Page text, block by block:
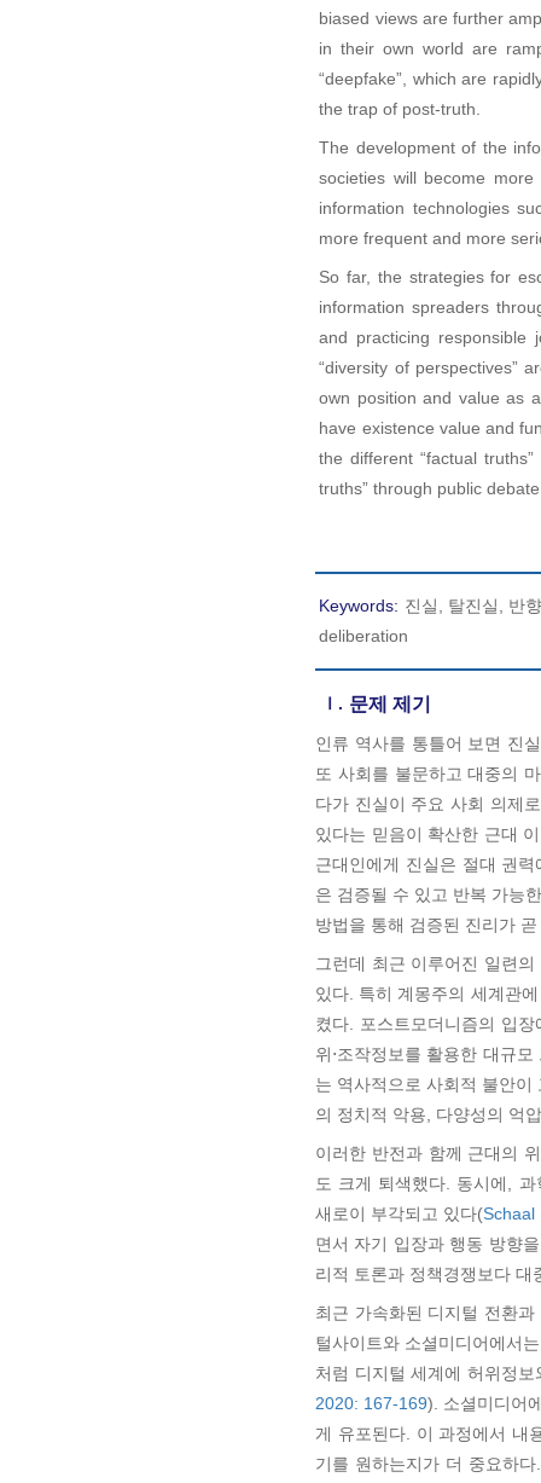
biased views are further
in their own world are
“deepfake”, which are
the trap of post-truth.
The development of the
societies will become
information technologies
more frequent and more
So far, the strategies for
information spreaders
and practicing responsible
“diversity of perspectives”
own position and value as
have existence value and
the different “factual
truths” through public
Keywords: 진실, 탈진실, 반
deliberation
Ⅰ. 문제 제기
인류 역사를 통틀어 보면 진
또 사회를 불문하고 대중의
다가 진실이 주요 사회 의제
있다는 믿음이 확산한 근대
근대인에게 진실은 절대 권
은 검증될 수 있고 반복 가능
방법을 통해 검증된 진리가
그런데 최근 이루어진 일련
있다. 특히 계몽주의 세계관
켰다. 포스트모더니즘의 입
위⋅조작정보를 활용한 대규
는 역사적으로 사회적 불안이
의 정치적 악용, 다양성의 억
이러한 반전과 함께 근대의
도 크게 퇴색했다. 동시에,
새로이 부각되고 있다(Schaal
면서 자기 입장과 행동 방향
리적 토론과 정책경쟁보다
최근 가속화된 디지털 전환
털사이트와 소셜미디어에서
처럼 디지털 세계에 허위정보
2020: 167-169). 소셜미디어
게 유포된다. 이 과정에서 내
기를 원하는지가 더 중요하